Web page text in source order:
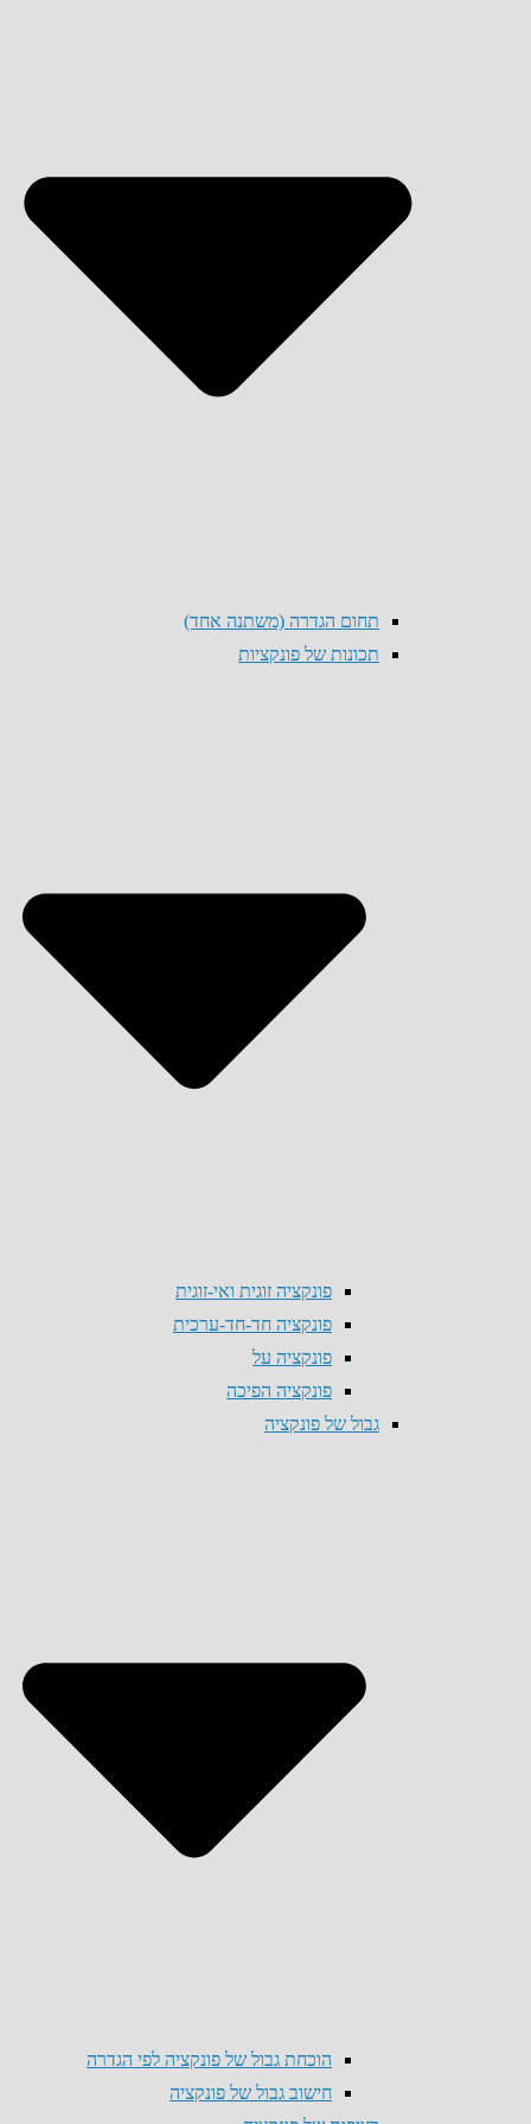
תחום הגדרה (משתנה אחד)
תכונות של פונקציות
פונקציה זוגית ואי-זוגית
פונקציה חד-חד-ערכית
פונקציה על
פונקציה הפיכה
גבול של פונקציה
הוכחת גבול של פונקציה לפי הגדרה
חישוב גבול של פונקציה